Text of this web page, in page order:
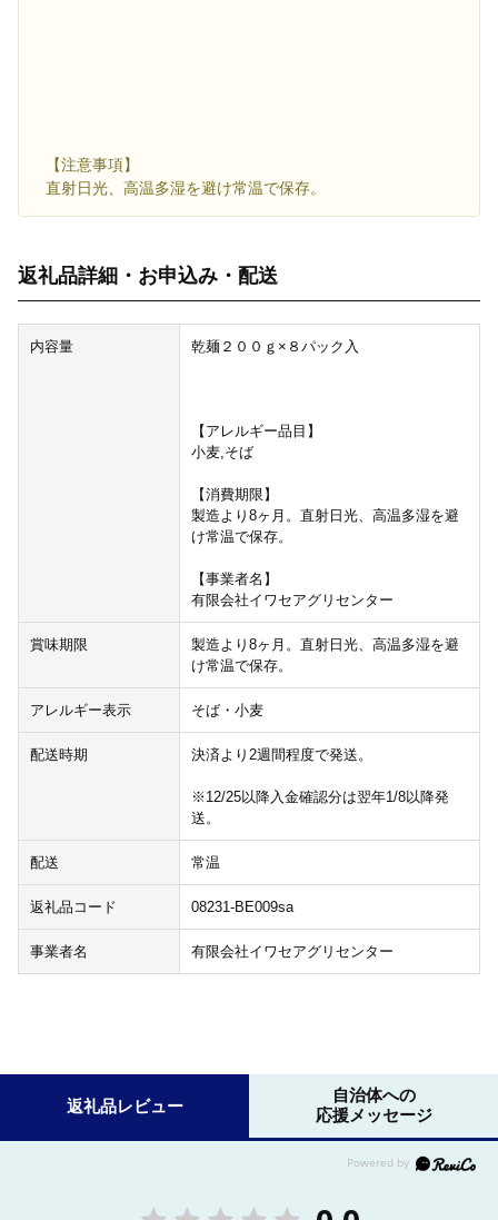
【注意事項】
直射日光、高温多湿を避け常温で保存。
返礼品詳細・お申込み・配送
内容量 乾麺２００ｇ×８パック入
【アレルギー品目】
小麦,そば
【消費期限】
製造より8ヶ月。直射日光、高温多湿を避
け常温で保存。
【事業者名】
有限会社イワセアグリセンター
賞味期限
製造より8ヶ月。直射日光、高温多湿を避
け常温で保存。
アレルギー表示 そば・小麦
配送時期 決済より2週間程度で発送。
※12/25以降入金確認分は翌年1/8以降発
送。
配送 常温
返礼品コード 08231-BE009sa
事業者名 有限会社イワセアグリセンター
返礼品レビュー
自治体への
応援メッセージ